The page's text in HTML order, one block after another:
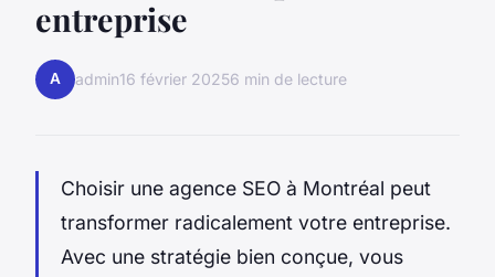
entreprise
A admin16 février 20256 min de lecture
Choisir une agence SEO à Montréal peut
transformer radicalement votre entreprise.
Avec une stratégie bien conçue, vous